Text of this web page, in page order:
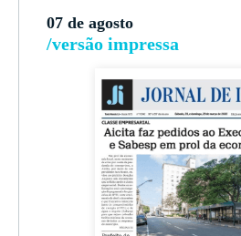
07 de agosto
/versão impressa